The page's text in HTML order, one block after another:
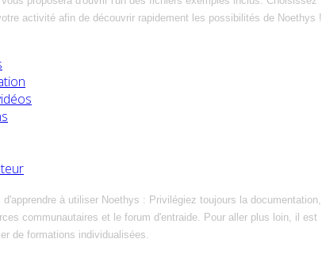
activité afin de découvrir rapidement les possibilités de Noethys !
d'apprendre à utiliser Noethys : Privilégiez toujours la documentation,
communautaires et le forum d'entraide. Pour aller plus loin, il est
de formations individualisées.